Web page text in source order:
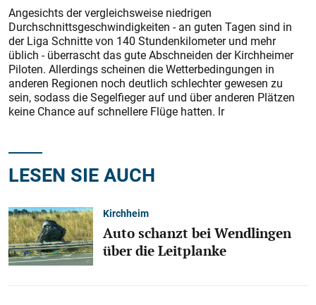
Angesichts der vergleichsweise niedrigen
Durchschnittsgeschwindigkeiten - an guten Tagen sind in
der Liga Schnitte von 140 Stundenkilometer und mehr
üblich - überrascht das gute Abschneiden der Kirchheimer
Piloten. Allerdings scheinen die Wetterbedingungen in
anderen Regionen noch deutlich schlechter gewesen zu
sein, sodass die Segelfieger auf und über anderen Plätzen
keine Chance auf schnellere Flüge hatten. lr
LESEN SIE AUCH
Kirchheim
Auto schanzt bei Wendlingen
über die Leitplanke